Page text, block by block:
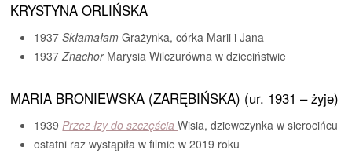
KRYSTYNA ORLIŃSKA
1937Skłamałam Grażynka, córka Marii i Jana
1937ZnachorMarysia Wilczurówna w dzieciństwie
MARIA BRONIEWSKA (ZARĘBIŃSKA) (ur. 1931 – żyje)
1939Przez łzy do szczęściaWisia, dziewczynka w sierocińcu
ostatni raz wystąpiła w filmie w 2019 roku